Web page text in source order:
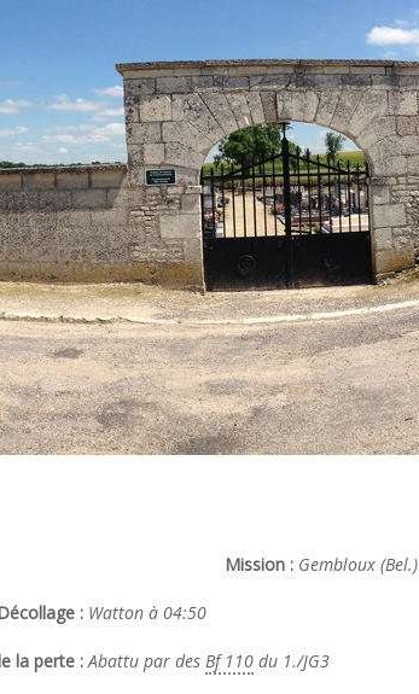
Mission : Gembloux (Bel.)
: Watton à 04:50
la perte :Abattu par des Bf 110 du 1./JG3